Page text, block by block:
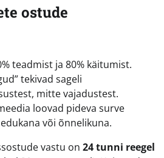
ostude
teadmist ja 80% käitumist.
tekivad sageli
mitte vajadustest.
loovad pideva surve
või õnnelikuna.
vastu on 24 tunni reegel